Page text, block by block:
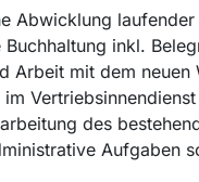
Abwicklung
inkl.
Arbeit mit dem
des
Aufgaben